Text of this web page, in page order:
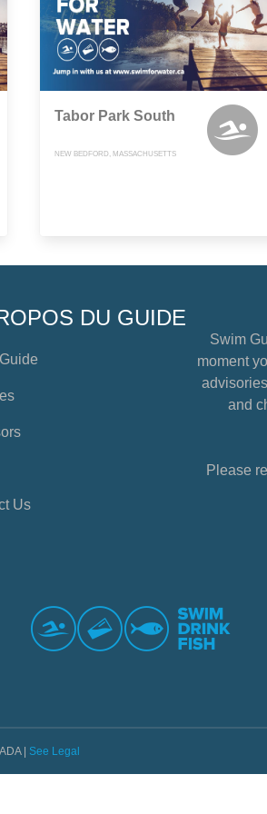
Tabor Park South
NEW BEDFORD, MASSACHUSETTS
DU GUIDE
Us
Swim
moment
and
Please
| See Legal